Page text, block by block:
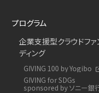
プログラム
企業支援型クラウドファ
ディング
GIVING 100 by Yogibo
GIVING for SDGs
sponsored by ソニー銀